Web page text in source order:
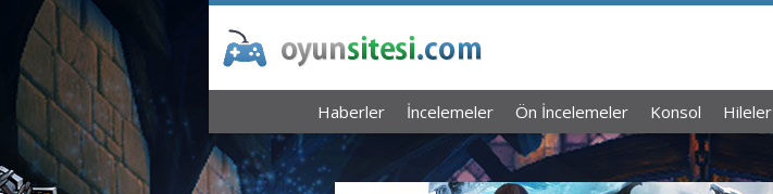
Haberler İncelemeler Ön İncelemeler Konsol Hileler